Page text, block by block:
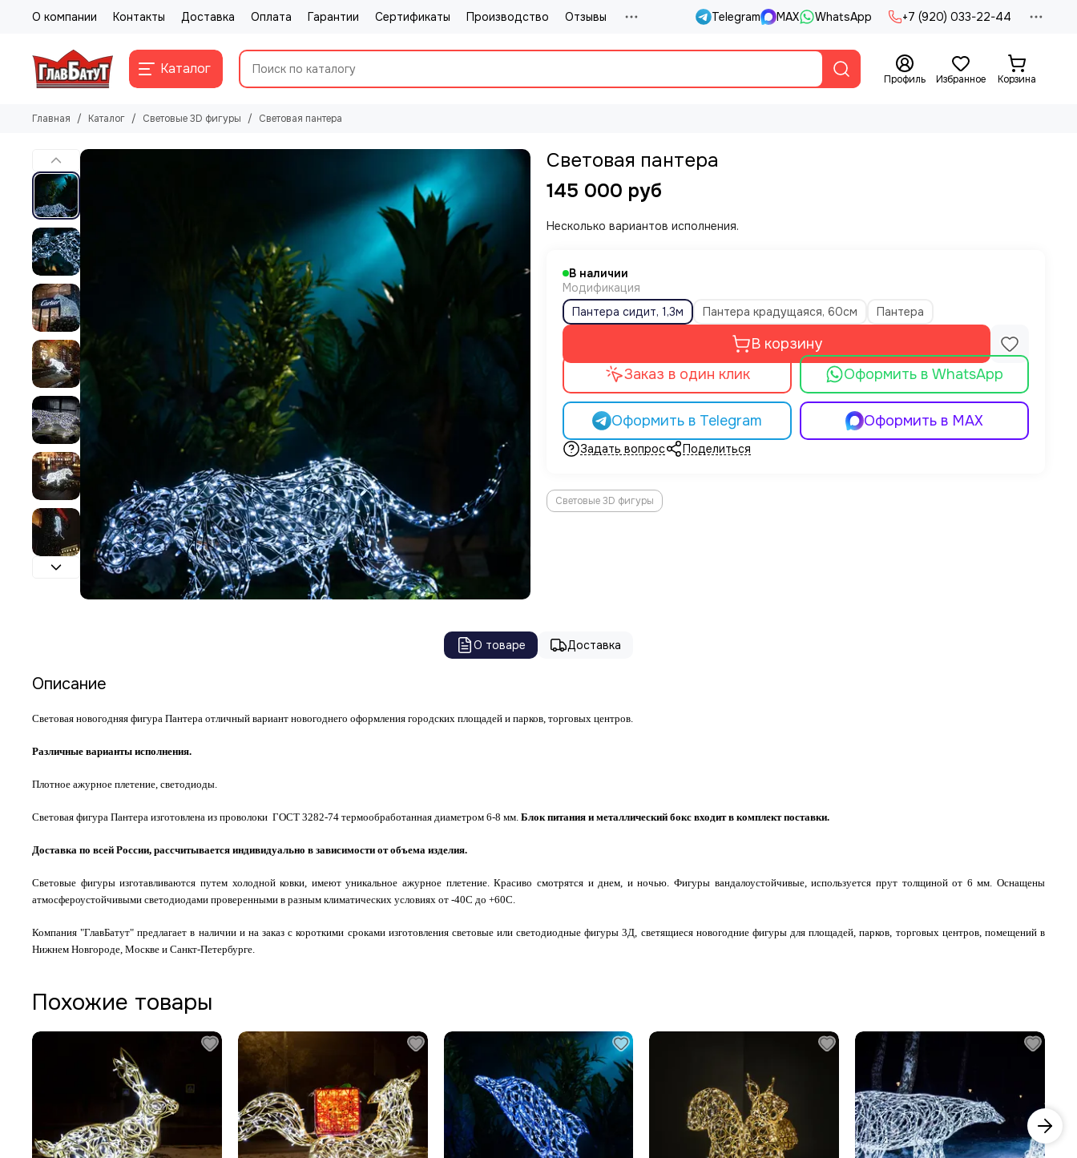
О компании Контакты Доставка Оплата Гарантии Сертификаты Производство Отзывы Telegram MAX WhatsApp +7 (920) 033-22-44
Каталог
Профиль Избранное Корзина
Главная Каталог Световые 3D фигуры Световая пантера
Световая пантера
145 000 руб
Несколько вариантов исполнения.
В наличии
Модификация
Пантера сидит, 1,3м
Пантера крадущаяся, 60см Пантера
В корзину
Оформить в WhatsApp
Оформить в Telegram Оформить в MAX
Заказ в один клик
Задать вопрос Поделиться
Световые 3D фигуры
О товаре Доставка
Описание
Световая новогодняя фигура Пантера отличный вариант новогоднего оформления городских площадей и парков, торговых центров.
Различные варианты исполнения.
Плотное ажурное плетение, светодиоды.
Световая фигура Пантера изготовлена из проволоки ГОСТ 3282-74 термообработанная диаметром 6-8 мм. Блок питания и металлический бокс входит в комплект поставки.
Доставка по всей России, рассчитывается индивидуально в зависимости от объема изделия.
Световые фигуры изготавливаются путем холодной ковки, имеют уникальное ажурное плетение. Красиво смотрятся и днем, и ночью. Фигуры вандалоустойчивые, используется прут толщиной от 6 мм. Оснащены
атмосфероустойчивыми светодиодами проверенными в разным климатических условиях от -40С до +60С.
Компания "ГлавБатут" предлагает в наличии и на заказ с короткими сроками изготовления световые или светодиодные фигуры 3Д, светящиеся новогодние фигуры для площадей, парков, торговых центров, помещений в
Нижнем Новгороде, Москве и Санкт-Петербурге.
Похожие товары